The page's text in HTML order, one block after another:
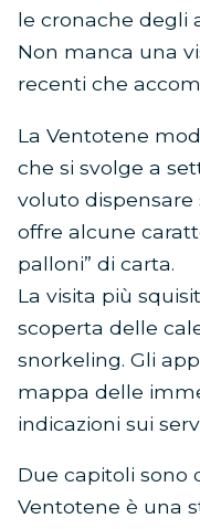
le cronache degli
Non manca una
recenti che
La Ventotene
che si svolge a
voluto dispensare
offre alcune
palloni” di carta.
La visita più
scoperta delle
snorkeling. Gli
mappa delle
indicazioni sui
Due capitoli sono
Ventotene è una